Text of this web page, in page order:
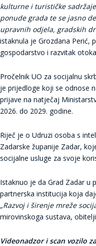
kulturne i turističke
ponude grada te se jasno
upravnih odjela, gradskih
istaknula je Grozdana Perić,
gospodarstvo i razvitak
Pročelnik UO za socijalnu
je prijedloge koji se odnose
prijave na natječaj
2026. do 2029. godine.
Riječ je o Udruzi osoba s
Zadarske županije Zadar,
socijalne usluge za svoje
Istaknuo je da Grad Zadar u
partnerska institucija koja
„Razvoj i širenje mreže
mirovinskoga sustava,
Videonadzor i scan vozilo